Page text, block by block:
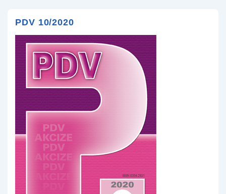
PDV 10/2020